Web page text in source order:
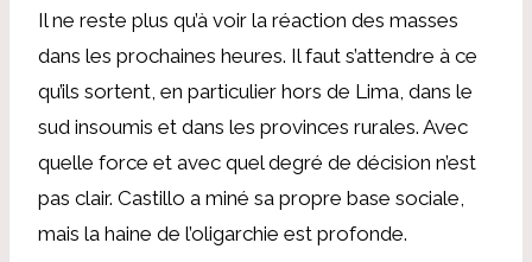
Il ne reste plus qu’à voir la réaction des masses
dans les prochaines heures. Il faut s’attendre à ce
qu’ils sortent, en particulier hors de Lima, dans le
sud insoumis et dans les provinces rurales. Avec
quelle force et avec quel degré de décision n’est
pas clair. Castillo a miné sa propre base sociale,
mais la haine de l’oligarchie est profonde.